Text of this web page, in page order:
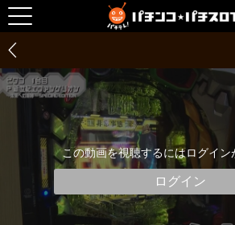
この動画を視聴するにはログイン
ログイン